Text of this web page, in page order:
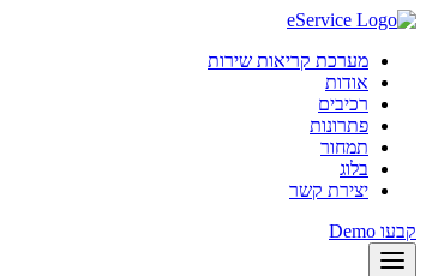
מערכת קריאות שירות
אודות
רכיבים
פתרונות
תמחור
בלוג
יצירת קשר
קבעו Demo